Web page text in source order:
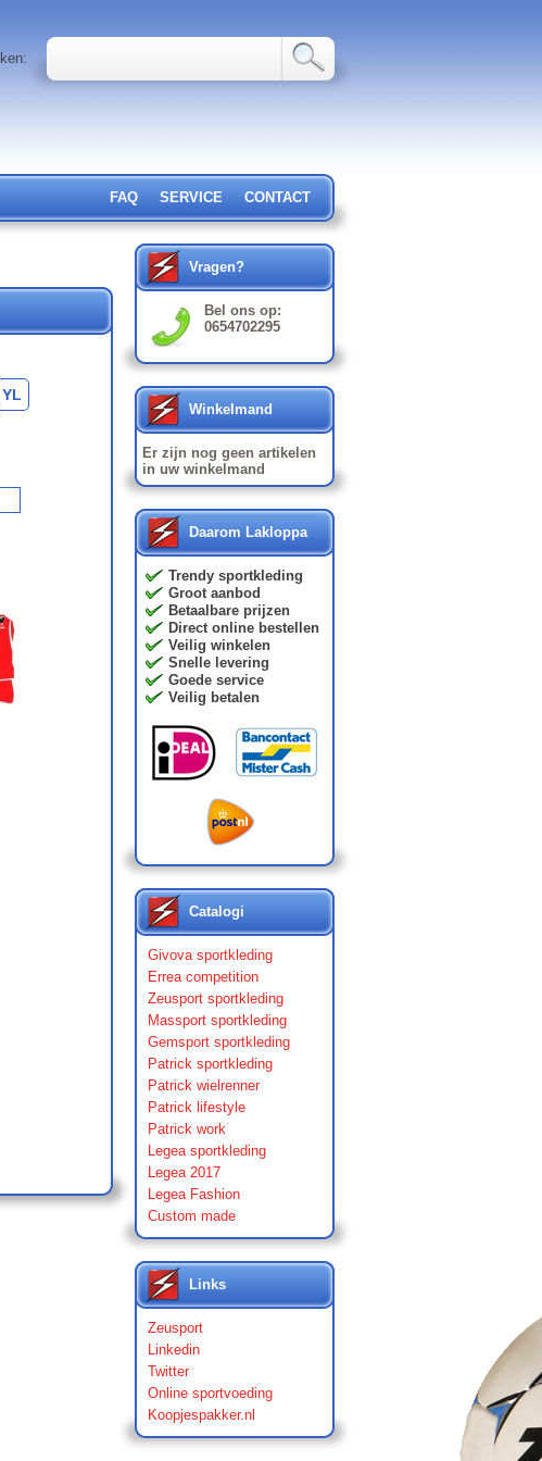
FAQ SERVICE CONTACT
YL
Vragen?
Bel ons op:
0654702295
Winkelmand
Er zijn nog geen artikelen
in uw winkelmand
Daarom Lakloppa
Trendy sportkleding
Groot aanbod
Betaalbare prijzen
Direct online bestellen
Veilig winkelen
Snelle levering
Goede service
Veilig betalen
Catalogi
Givova sportkleding
Errea competition
Zeusport sportkleding
Massport sportkleding
Gemsport sportkleding
Patrick sportkleding
Patrick wielrenner
Patrick lifestyle
Patrick work
Legea sportkleding
Legea 2017
Legea Fashion
Custom made
Links
Zeusport
Linkedin
Twitter
Online sportvoeding
Koopjespakker.nl